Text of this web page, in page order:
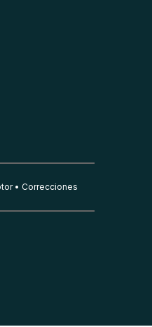
Correcciones